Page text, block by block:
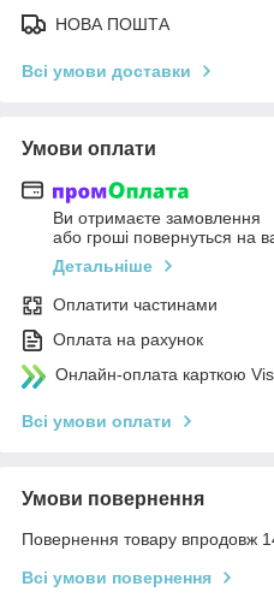
НОВА ПОШТА
Всі умови доставки
Умови оплати
Ви отримаєте замовлення
або гроші повернуться на
Детальніше
Оплатити частинами
Оплата на рахунок
Онлайн-оплата карткою
Всі умови оплати
Умови повернення
Повернення товару впродовж
Всі умови повернення